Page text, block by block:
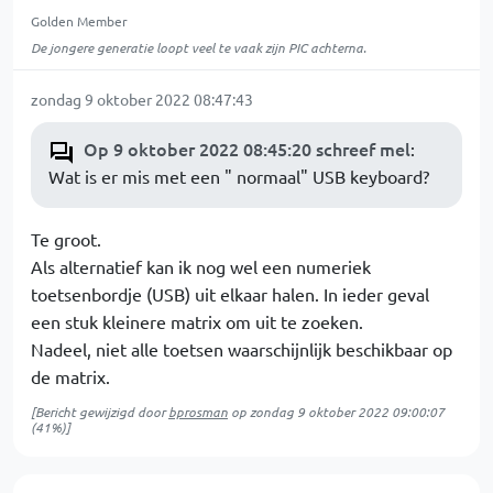
Golden Member
De jongere generatie loopt veel te vaak zijn PIC achterna.
zondag 9 oktober 2022 08:47:43
Op 9 oktober 2022 08:45:20 schreef mel:
Wat is er mis met een " normaal" USB keyboard?
Te groot.
Als alternatief kan ik nog wel een numeriek
toetsenbordje (USB) uit elkaar halen. In ieder geval
een stuk kleinere matrix om uit te zoeken.
Nadeel, niet alle toetsen waarschijnlijk beschikbaar op
de matrix.
[Bericht gewijzigd doorbprosman op zondag 9 oktober 2022 09:00:07
(41%)]